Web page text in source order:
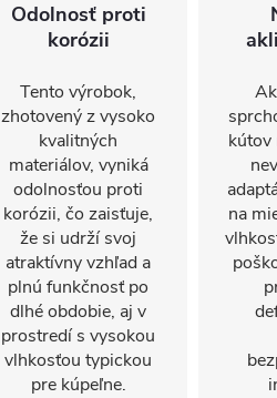
Odolnosť proti
korózii
Tento výrobok,
zhotovený z vysoko
kvalitných
materiálov, vyniká
odolnosťou proti
korózii, čo zaisťuje,
že si udrží svoj
atraktívny vzhľad a
plnú funkčnosť po
dlhé obdobie, aj v
prostredí s vysokou
vlhkosťou typickou
pre kúpeľne.
kútov
na